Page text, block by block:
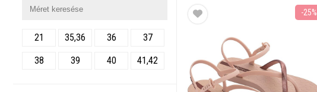
Pink
Rózsaszín
Sárga
21 35,36 36 37
38 39 40 41,42
-25%